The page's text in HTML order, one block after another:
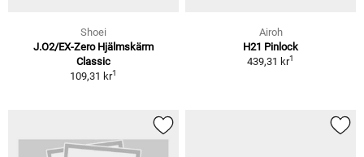
Shoei
J.O2/EX-Zero Hjälmskärm
Classic
109,31 kr1
Airoh
H21 Pinlock
439,31 kr1